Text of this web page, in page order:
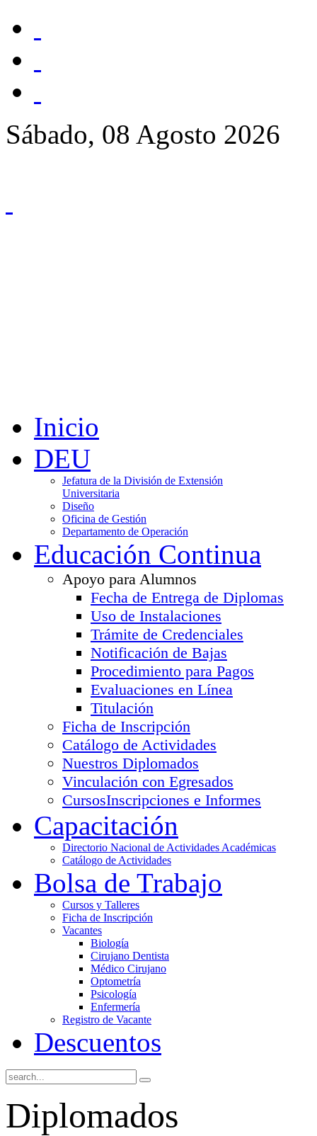
Sábado, 08 Agosto 2026
Inicio
DEU
Jefatura de la División de Extensión
Universitaria
Diseño
Oficina de Gestión
Departamento de Operación
Educación Continua
Apoyo para Alumnos
Fecha de Entrega de Diplomas
Uso de Instalaciones
Trámite de Credenciales
Notificación de Bajas
Procedimiento para Pagos
Evaluaciones en Línea
Titulación
Ficha de Inscripción
Catálogo de Actividades
Nuestros Diplomados
Vinculación con Egresados
CursosInscripciones e Informes
Capacitación
Directorio Nacional de Actividades Académicas
Catálogo de Actividades
Bolsa de Trabajo
Cursos y Talleres
Ficha de Inscripción
Vacantes
Biología
Cirujano Dentista
Médico Cirujano
Optometría
Psicología
Enfermería
Registro de Vacante
Descuentos
Diplomados